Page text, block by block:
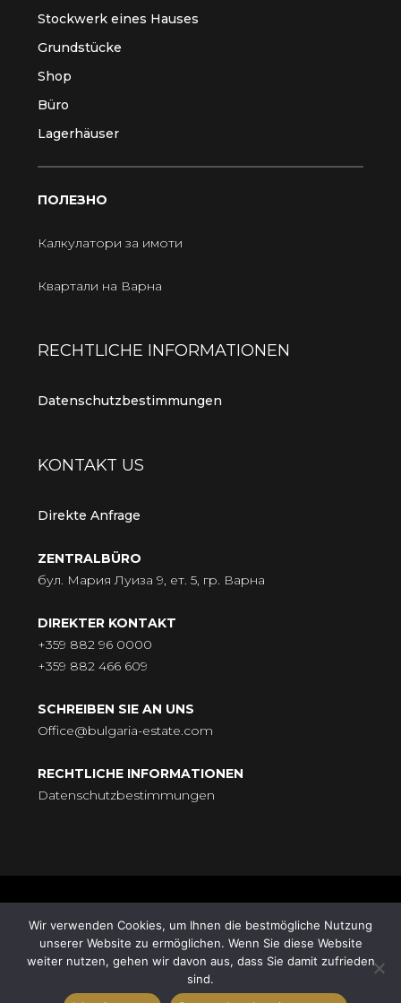
Stockwerk eines Hauses
Grundstücke
Shop
Büro
Lagerhäuser
ПОЛЕЗНО
Калкулатори за имоти
Квартали на Варна
RECHTLICHE INFORMATIONEN
Datenschutzbestimmungen
KONTAKT US
Direkte Anfrage
ZENTRALBÜRO
бул. Мария Луиза 9, ет. 5, гр. Варна
DIREKTER KONTAKT
+359 882 96 0000
+359 882 466 609
SCHREIBEN SIE AN UNS
Office@bulgaria-estate.com
RECHTLICHE INFORMATIONEN
Datenschutzbestimmungen
© BULGARIA-ESTATE - Всички права запазени. Адрес: бул.
„Княгиня Мария Луиза“ № 9, ет. 5, 9000 Варна |
Поддръжка отHomeGrid| Synchronisation von Standort
Wir verwenden Cookies, um Ihnen die bestmögliche Nutzung
unserer Website zu ermöglichen. Wenn Sie diese Website
weiter nutzen, gehen wir davon aus, dass Sie damit zufrieden
sind.